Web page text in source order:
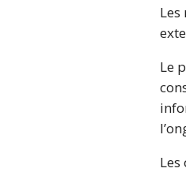
Le